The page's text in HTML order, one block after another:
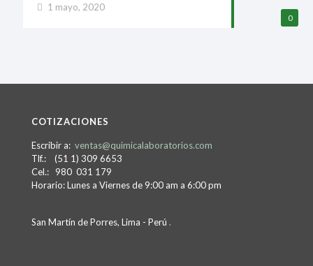
0
1 mayo, 2020
COTIZACIONES
Escribir a: ventas@quimicalaboratorios.com
Tlf.: (51 1) 309 6653
Cel.: 980 031 179
Horario: Lunes a Viernes de 9:00 am a 6:00 pm
San Martín de Porres, Lima - Perú .